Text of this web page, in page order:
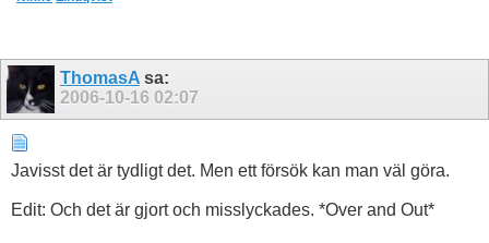
ThomasA sa:
2006-10-16 02:07
Javisst det är tydligt det. Men ett försök kan man väl göra.
Edit: Och det är gjort och misslyckades. *Over and Out*